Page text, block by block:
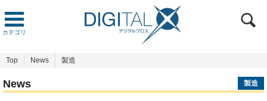
カテゴリ
Top News 製造
News 製造